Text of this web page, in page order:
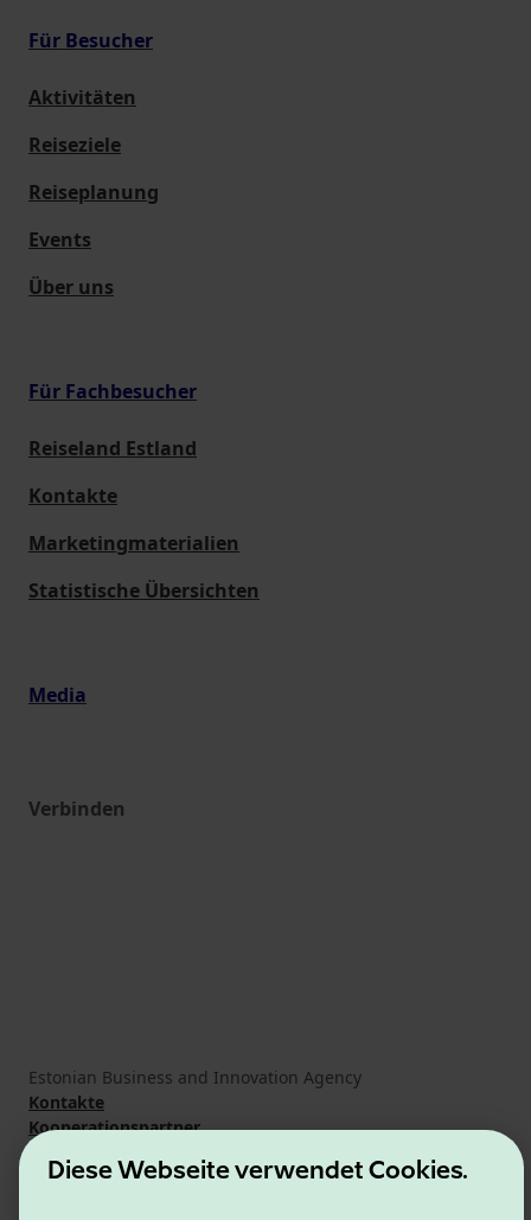
Diese Webseite verwendet Cookies.
Für Besucher
Aktivitäten
Reiseziele
Reiseplanung
Events
Über uns
Für Fachbesucher
Reiseland Estland
Kontakte
Marketingmaterialien
Statistische Übersichten
Media
Verbinden
Estonian Business and Innovation Agency
Kontakte
Kooperationspartner
Cookie- und Datenschutzrichtlinie